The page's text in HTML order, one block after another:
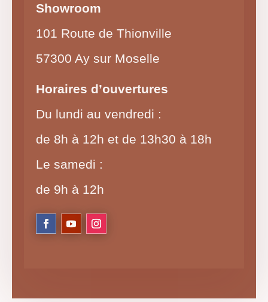
Showroom
101 Route de Thionville
57300 Ay sur Moselle
Horaires d’ouvertures
Du lundi au vendredi :
de 8h à 12h et de 13h30 à 18h
Le samedi :
de 9h à 12h